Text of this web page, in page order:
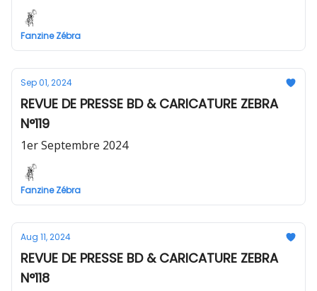
Fanzine Zébra
Sep 01, 2024
REVUE DE PRESSE BD & CARICATURE ZEBRA
N°119
1er Septembre 2024
Fanzine Zébra
Aug 11, 2024
REVUE DE PRESSE BD & CARICATURE ZEBRA
N°118